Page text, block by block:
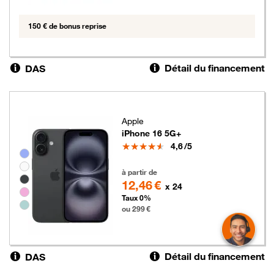
150 € de bonus reprise
DAS Détail du financement
Groupe de couleurs disponibles non sélectionnables
Apple
iPhone 16 5G+
Note
4,6/5
à partir de
12,46 € x 24
Taux 0%
ou 299 €
DAS Détail du financement